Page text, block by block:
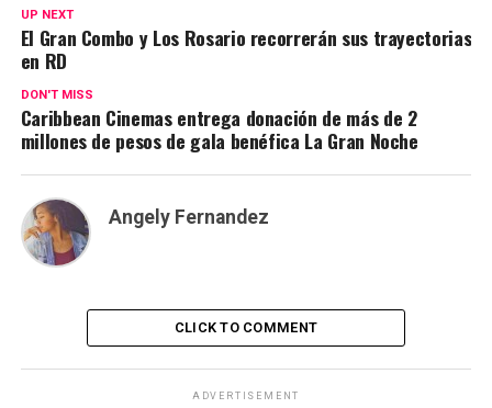
UP NEXT
El Gran Combo y Los Rosario recorrerán sus trayectorias
en RD
DON'T MISS
Caribbean Cinemas entrega donación de más de 2
millones de pesos de gala benéfica La Gran Noche
Angely Fernandez
CLICK TO COMMENT
ADVERTISEMENT